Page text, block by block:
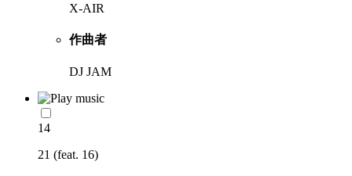
X-AIR
作曲者
DJ JAM
14
21 (feat. 16)